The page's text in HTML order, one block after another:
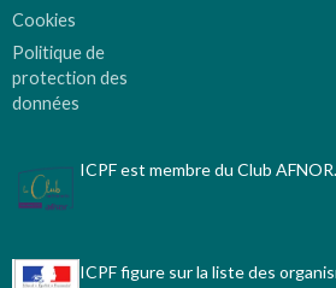
Cookies
Politique de
protection des
données
ICPF est membre du Club AFNOR.
ICPF figure sur la liste des